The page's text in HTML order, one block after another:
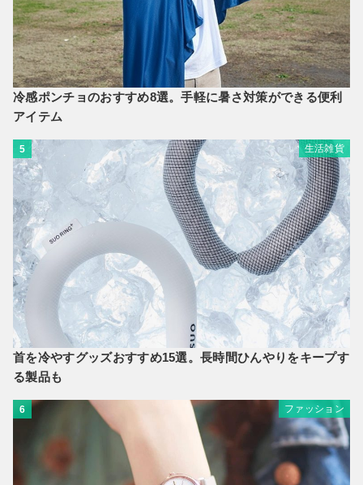
冷感ポンチョのおすすめ8選。手軽に暑さ対策ができる便利
アイテム
5 生活雑貨
首を冷やすグッズおすすめ15選。長時間ひんやりをキープす
る製品も
6 ファッション